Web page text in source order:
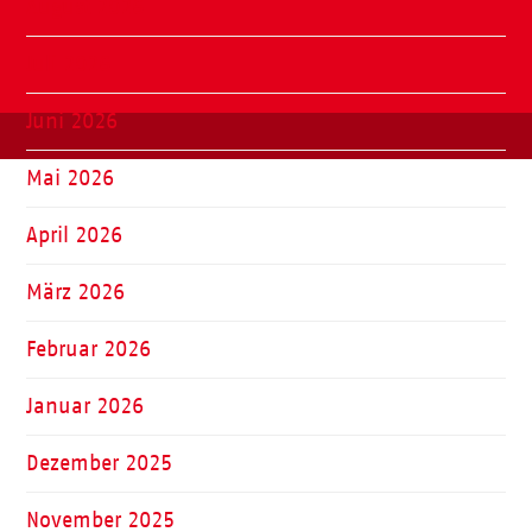
Juni 2026
Mai 2026
April 2026
März 2026
Februar 2026
Januar 2026
Dezember 2025
November 2025